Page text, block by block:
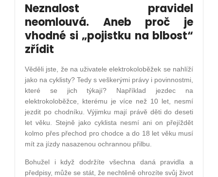
Neznalost pravidel
neomlouvá. Aneb proč je
vhodné si „pojistku na blbost“
zřídit
Věděli jste, že na uživatele elektrokoloběžek se nahlíží
jako na cyklisty? Tedy s veškerými právy i povinnostmi,
které se jich týkají? Například jezdec na
elektrokoloběžce, kterému je více než 10 let, nesmí
jezdit po chodníku. Výjimku mají právě děti do deseti
let věku. Stejně jako cyklista nesmí ani on přejíždět
kolmo přes přechod pro chodce a do 18 let věku musí
mít za jízdy nasazenou ochrannou přilbu.
Bohužel i když dodržíte všechna daná pravidla a
předpisy, může se stát, že nechtěně ohrozíte svůj život